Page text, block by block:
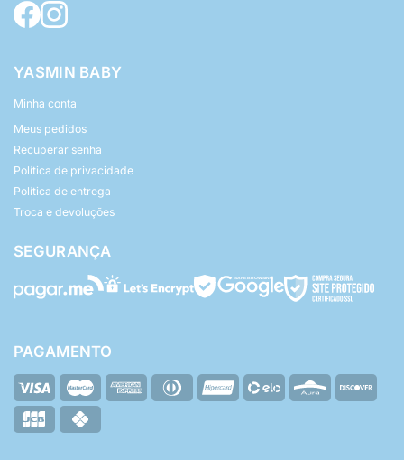
YASMIN BABY
Minha conta
Meus pedidos
Recuperar senha
Política de privacidade
Política de entrega
Troca e devoluções
SEGURANÇA
PAGAMENTO